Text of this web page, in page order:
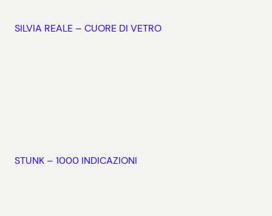
SILVIA REALE – CUORE DI VETRO
STUNK – 1000 INDICAZIONI